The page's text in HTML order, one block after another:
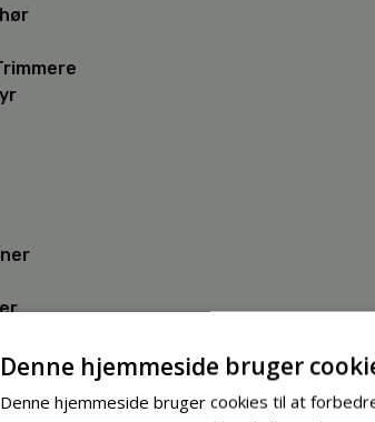
Denne hjemmeside bruger
Denne hjemmeside bruger cookies til at